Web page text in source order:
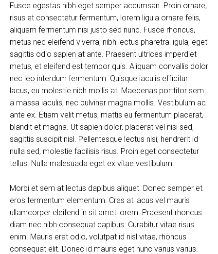
Fusce egestas nibh eget semper accumsan. Proin ornare,
risus et consectetur fermentum, lorem ligula ornare felis,
aliquam fermentum nisi justo sed nunc. Fusce rhoncus,
metus nec eleifend viverra, nibh lectus pharetra ligula, eget
sagittis odio sapien at ante. Praesent ultrices imperdiet
metus, et eleifend est tempor quis. Aliquam convallis dolor
nec leo interdum fermentum. Quisque iaculis efficitur
lacus, eu molestie nibh mollis at. Maecenas porttitor sem
a massa iaculis, nec pulvinar magna mollis. Vestibulum ac
ante ex. Etiam velit metus, mattis eu fermentum placerat,
blandit et magna. Ut sapien dolor, placerat vel nisi sed,
sagittis suscipit nisl. Pellentesque lectus nisi, hendrerit id
nulla sed, molestie facilisis risus. Proin eget consectetur
tellus. Nulla malesuada eget ex vitae vestibulum.
Morbi et sem at lectus dapibus aliquet. Donec semper et
eros fermentum elementum. Cras at lacus vel mauris
ullamcorper eleifend in sit amet lorem. Praesent rhoncus
diam nec nibh consequat dapibus. Curabitur vitae risus
enim. Mauris erat odio, volutpat id nisl vitae, rhoncus
consequat elit. Donec id mauris eget nunc varius varius.